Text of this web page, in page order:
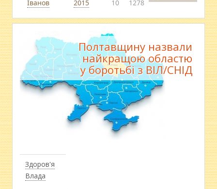
Іванов
2015
10 1278
Здоров'я
Влада
Полтавщину назвали
найкращою областю
у боротьбі з ВІЛ/СНІД